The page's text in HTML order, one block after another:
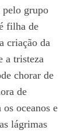
pelo grupo
filha de
criação da
a tristeza
chorar de
de
oceanos e
lágrimas